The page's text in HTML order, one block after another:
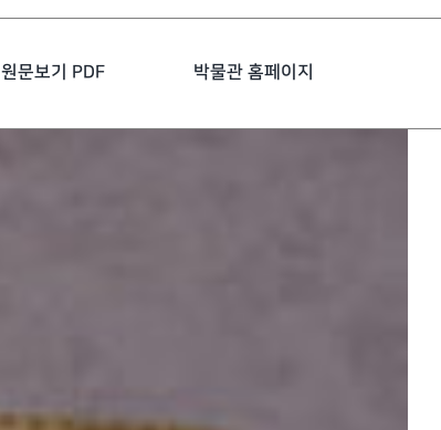
원문보기 PDF 박물관 홈페이지